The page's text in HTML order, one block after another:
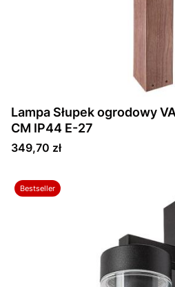
Lampa Słupek ogrodowy
CM IP44 E-27
Cena
349,70 zł
Bestseller